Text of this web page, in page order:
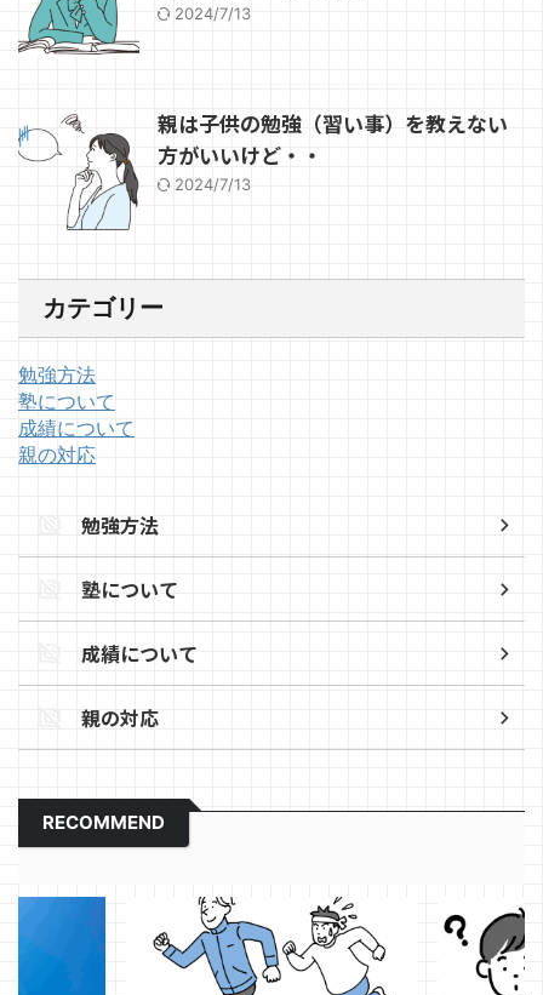
2024/7/13
親は子供の勉強（習い事）を教えない
方がいいけど・・
2024/7/13
カテゴリー
勉強方法
塾について
成績について
親の対応
勉強方法
塾について
成績について
親の対応
RECOMMEND